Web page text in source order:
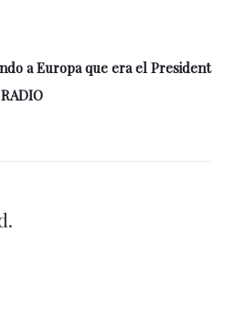
a Europa que era el President